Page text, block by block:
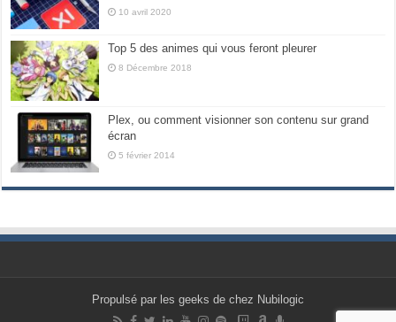
10 avril 2020
Top 5 des animes qui vous feront pleurer
8 Décembre 2018
Plex, ou comment visionner son contenu sur grand
écran
5 février 2014
Propulsé par les geeks de chez Nubilogic